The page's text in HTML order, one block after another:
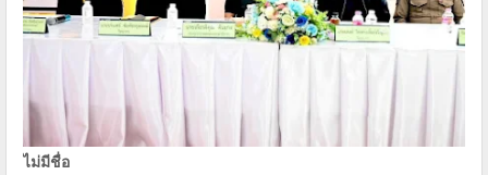
ไม่มีชื่อ